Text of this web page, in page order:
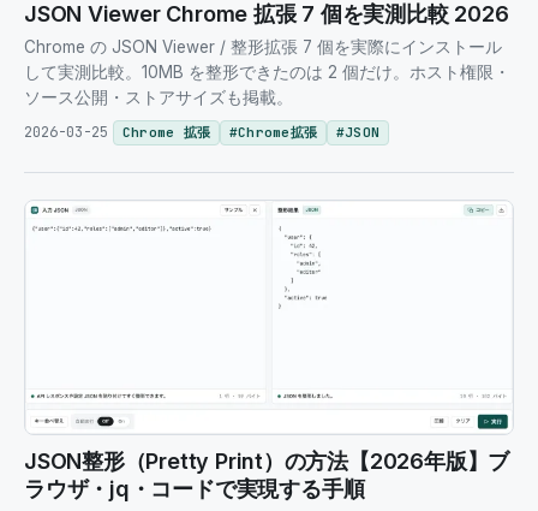
JSON Viewer Chrome 拡張 7 個を実測比較 2026
Chrome の JSON Viewer / 整形拡張 7 個を実際にインストール
して実測比較。10MB を整形できたのは 2 個だけ。ホスト権限・
ソース公開・ストアサイズも掲載。
2026-03-25
Chrome 拡張 #Chrome拡張 #JSON
JSON整形（Pretty Print）の方法【2026年版】ブ
ラウザ・jq・コードで実現する手順